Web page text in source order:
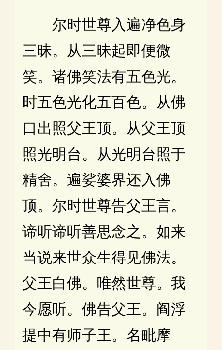
尔时世尊入遍净色身
三昧。从三昧起即便微
笑。诸佛笑法有五色光。
时五色光化五百色。从佛
口出照父王顶。从父王顶
照光明台。从光明台照于
精舍。遍娑婆界还入佛
顶。尔时世尊告父王言。
谛听谛听善思念之。如来
当说来世众生得见佛法。
父王白佛。唯然世尊。我
今愿听。佛告父王。阎浮
提中有师子王。名毗摩